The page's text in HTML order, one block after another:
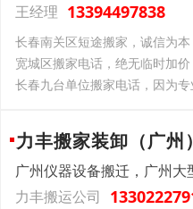
王经理 13394497838
长春南关区短途搬家，诚信为
宽城区搬家电话，绝无临时加价
长春九台单位搬家电话，因为
力丰搬家装卸（广州
广州仪器设备搬迁，广州
力丰搬运公司